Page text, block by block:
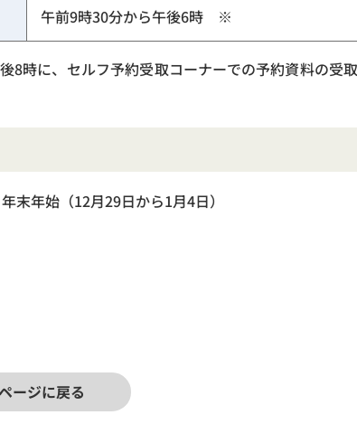
午前9時30分から午後6時 ※
時に、セルフ予約受取コーナーでの予約資料の受
末年始（12月29日から1月4日）
ージに戻る